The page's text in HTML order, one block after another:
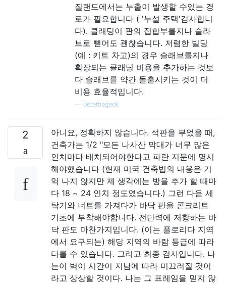
질랜드에서는 누출이 발생할 수있는 경
로가 필요합니다 ( '누설 주택'감사합니
다). 클래딩이 판의 접합부를지나 슬라
브로 뻗어도 괜찮습니다. 저렴한 빌딩
(예 : 키트 차고)의 경우 슬래브를지나
확장되는 클래딩 비용을 추가하는 것보
다 슬래브를 약간 돌출시키는 것이 더
비용 효율적입니다.
petethegeek
2
아니요, 정확하지 않습니다. 석판을 부었을 때,
건축가는 1/2 "모든 나사산 막대가 너무 많은
인치마다 배치되어야한다고 파란 지문에 명시
해야했습니다 (현재 미국 건축법의 내용은 기
억 나지 않지만 제 생각에는 방을 추가 할 때마
다 18 ~ 24 인치 정도였습니다.) 그런 다음 세
탁기와 너트를 가져다가 바닥 판을 콘크리트
기초에 부착해야합니다. 전단력에 저항하는 바
닥 판도 마찬가지입니다. (이는 플로리다 지역
에서 요구되는) 해당 지역의 바람 등급에 따라
다를 수 있습니다. 그리고 최종 검사입니다. 나
는이 벽이 시간이 지남에 따라 미끄러질 것이
라고 상상할 것이다. 나는 그 프레임을 믿지 않